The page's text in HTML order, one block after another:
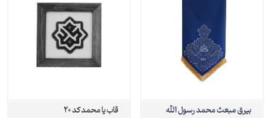
بیرق مبعث محمد رسول الله قاب یا محمد کد 20